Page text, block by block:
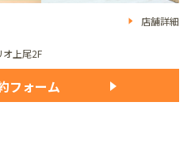
店舗詳細
オ上尾2F
フォーム